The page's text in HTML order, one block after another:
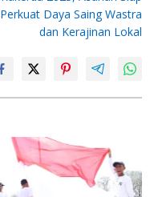
Perkuat Daya Saing Wastra
dan Kerajinan Lokal